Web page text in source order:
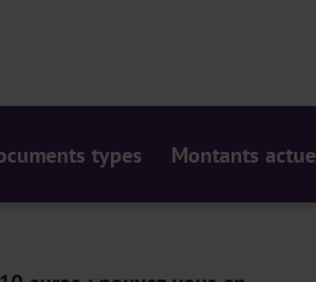
types Montants